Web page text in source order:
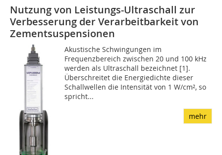
Nutzung von Leistungs-Ultraschall zur
Verbesserung der Verarbeitbarkeit von
Zementsuspensionen
Akustische Schwingungen im
Frequenzbereich zwischen 20 und 100 kHz
werden als Ultraschall bezeichnet [1].
Überschreitet die Energiedichte dieser
Schallwellen die Intensität von 1 W/cm², so
spricht...
mehr